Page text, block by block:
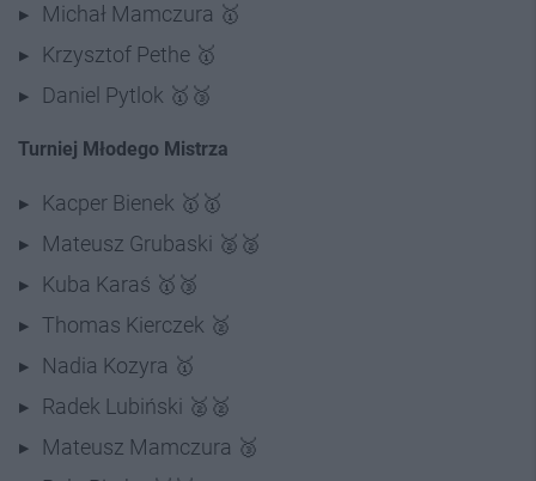
Michał Mamczura 🥇
Krzysztof Pethe 🥇
Daniel Pytlok 🥇🥉
Turniej Młodego Mistrza
Kacper Bienek 🥇🥇
Mateusz Grubaski 🥈🥈
Kuba Karaś 🥇🥉
Thomas Kierczek 🥈
Nadia Kozyra 🥇
Radek Lubiński 🥈🥈
Mateusz Mamczura 🥉